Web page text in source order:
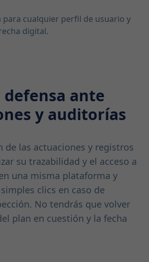
para cualquier perfil de usuario y
digital.
defensa ante
y auditorías
de las actuaciones y registros
su trazabilidad y el acceso a
una misma plataforma y
clics en caso de
No tendrás que volver
plan en cuestión y la fecha